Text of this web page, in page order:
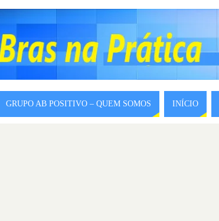
GRUPO AB POSITIVO – QUEM SOMOS INÍCIO